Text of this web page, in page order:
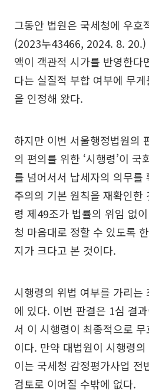
그동안 법원은 국세청에 우호
(2023누43466, 2024. 8. 20.)
액이 객관적 시가를 반영한다
다는 실질적 부합 여부에 무
을 인정해 왔다.
하지만 이번 서울행정법원의
의 편의를 위한 ‘시행령’이 국
를 넘어서서 납세자의 의무를
주의의 기본 원칙을 재확인한
령 제49조가 법률의 위임 없
청 마음대로 정할 수 있도록
지가 크다고 본 것이다.
시행령의 위법 여부를 가리는
에 있다. 이번 판결은 1심 결
서 이 시행령이 최종적으로
이다. 만약 대법원이 시행령
이는 국세청 감정평가사업 전
검토로 이어질 수밖에 없다.